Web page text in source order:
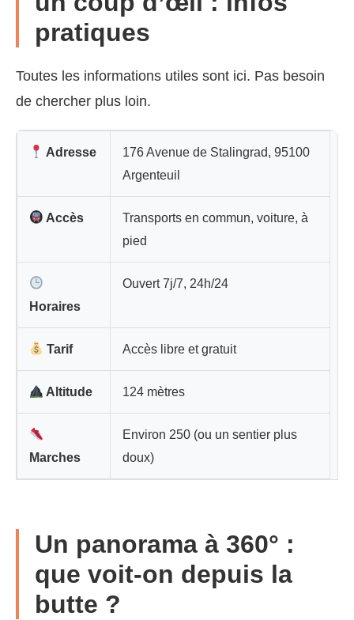
pratiques
Toutes les informations utiles sont ici. Pas besoin
de chercher plus loin.
Adresse
176 Avenue de Stalingrad, 95100
Argenteuil
Accès
Transports en commun, voiture, à
pied
Horaires
Ouvert 7j/7, 24h/24
Tarif Accès libre et gratuit
Altitude 124 mètres
Marches
Environ 250 (ou un sentier plus
doux)
Un panorama à 360° :
que voit-on depuis la
butte ?